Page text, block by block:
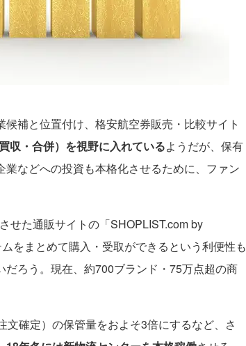
補と位置付け、格安航空券販売・比較サイト
収・合併）を視野に入れているようだが、保有
などへの投資も本格化させるために、ファン
せた通販サイトの「SHOPLIST.com by
をまとめて購入・受取ができるという利便性も
ろう。現在、約700ブランド・75万点超の商
確定）の保管量をおよそ3倍にするなど、さ